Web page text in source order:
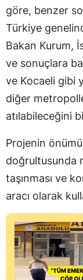
göre, benzer
Türkiye
Bakan Kurum,
ve sonuçlara
ve Kocaeli gibi
diğer
atılabileceğini
Projenin
doğrultusunda
taşınması ve
aracı olarak